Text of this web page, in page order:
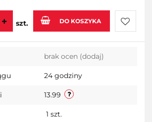
szt. DO KOSZYKA
Do
brak ocen (dodaj)
24 godziny
13.99
1 szt.